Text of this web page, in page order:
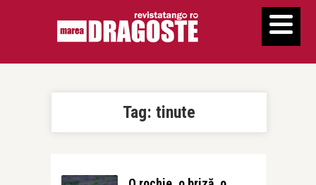
Tag: tinute